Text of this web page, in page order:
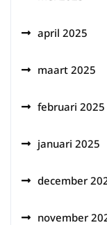
april 2025
maart 2025
februari 2025
januari 2025
december
november